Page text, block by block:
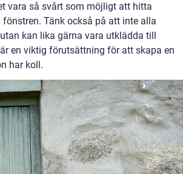
vara så svårt som möjligt att hitta
Tänk också på att inte alla
kan lika gärna vara utklädda till
en viktig förutsättning för att skapa en
har koll.